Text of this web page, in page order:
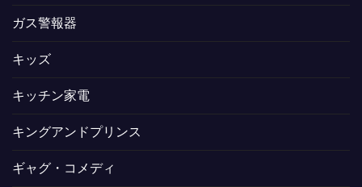
ガス警報器
キッズ
キッチン家電
キングアンドプリンス
ギャグ・コメディ